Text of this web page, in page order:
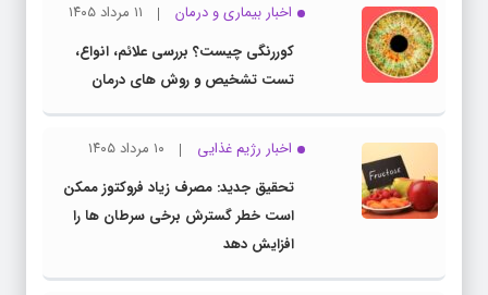
اخبار بیماری و درمان
۱۱ مرداد ۱۴۰۵
کوررنگی چیست؟ بررسی علائم، انواع،
تست تشخیص و روش های درمان
اخبار رژیم غذایی
۱۰ مرداد ۱۴۰۵
تحقیق جدید: مصرف زیاد فروکتوز ممکن
است خطر گسترش برخی سرطان ها را
افزایش دهد